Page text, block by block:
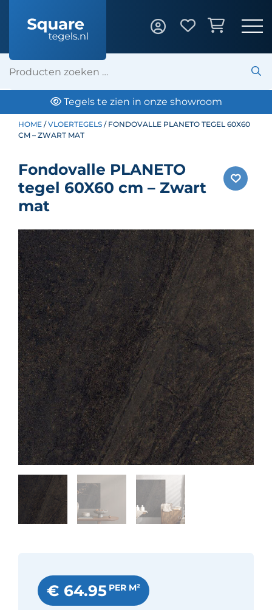
klantbeoordeling: 10/10
HOME /VLOERTEGELS / FONDOVALLE PLANETO TEGEL 60X60
CM – ZWART MAT
Fondovalle PLANETO
tegel 60X60 cm – Zwart
mat
€ 64.95 PER M²